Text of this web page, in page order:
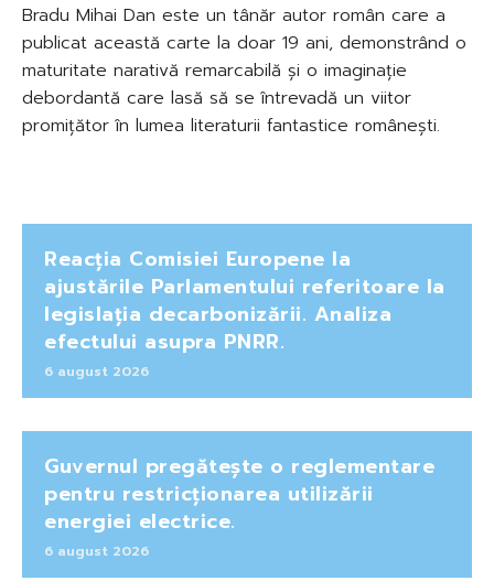
Bradu Mihai Dan este un tânăr autor român care a
publicat această carte la doar 19 ani, demonstrând o
maturitate narativă remarcabilă și o imaginație
debordantă care lasă să se întrevadă un viitor
promițător în lumea literaturii fantastice românești.
Reacția Comisiei Europene la
ajustările Parlamentului referitoare la
legislația decarbonizării. Analiza
efectului asupra PNRR.
6 august 2026
Guvernul pregătește o reglementare
pentru restricționarea utilizării
energiei electrice.
6 august 2026